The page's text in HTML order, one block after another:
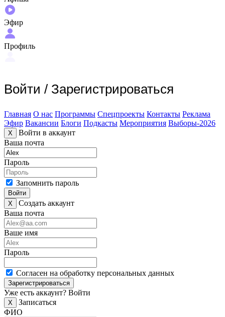
Эфир
Профиль
Войти / Зарегистрироваться
Главная О нас Программы Спецпроекты Контакты Реклама
Эфир Вакансии Блоги Подкасты Мероприятия Выборы-2026
X
Войти в аккаунт
Ваша почта
Пароль
Запомнить пароль
Войти
X
Создать аккаунт
Ваша почта
Ваше имя
Пароль
Согласен на обработку персональных данных
Зарегистрироваться
Уже есть аккаунт? Войти
X
Записаться
ФИО